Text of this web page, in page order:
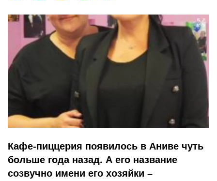
Кафе-пиццерия появилось в Аниве чуть
больше года назад. А его название
созвучно имени его хозяйки –